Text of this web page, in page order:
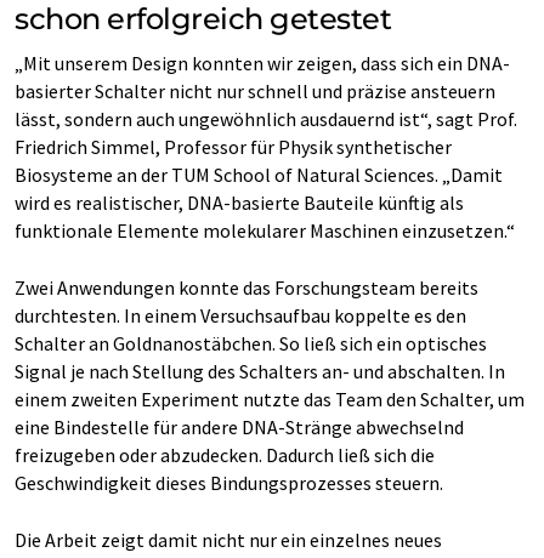
schon erfolgreich getestet
„Mit unserem Design konnten wir zeigen, dass sich ein DNA-
basierter Schalter nicht nur schnell und präzise ansteuern
lässt, sondern auch ungewöhnlich ausdauernd ist“, sagt Prof.
Friedrich Simmel, Professor für Physik synthetischer
Biosysteme an der TUM School of Natural Sciences. „Damit
wird es realistischer, DNA-basierte Bauteile künftig als
funktionale Elemente molekularer Maschinen einzusetzen.“
Zwei Anwendungen konnte das Forschungsteam bereits
durchtesten. In einem Versuchsaufbau koppelte es den
Schalter an Goldnanostäbchen. So ließ sich ein optisches
Signal je nach Stellung des Schalters an- und abschalten. In
einem zweiten Experiment nutzte das Team den Schalter, um
eine Bindestelle für andere DNA-Stränge abwechselnd
freizugeben oder abzudecken. Dadurch ließ sich die
Geschwindigkeit dieses Bindungsprozesses steuern.
Die Arbeit zeigt damit nicht nur ein einzelnes neues